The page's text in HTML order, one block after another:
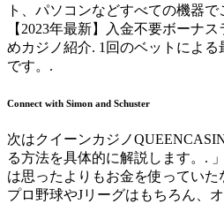
ト、パソコンなどすべての機器
【2023年最新】入金不要ボーナ
めカジノ紹介. 1回のベットによる
です。.
Connect with Simon and Schuster
次はクイーンカジノ
る方法を具体的に解説します。.
は思ったよりもお金を使ってい
プロ野球やJリーグはもちろん、